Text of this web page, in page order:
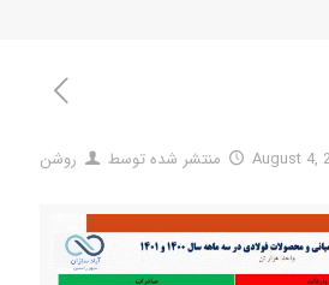
منتشر شده توسط روشن August 4,